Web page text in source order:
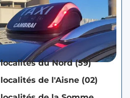
du Nord (59)
de l'Aisne (02)